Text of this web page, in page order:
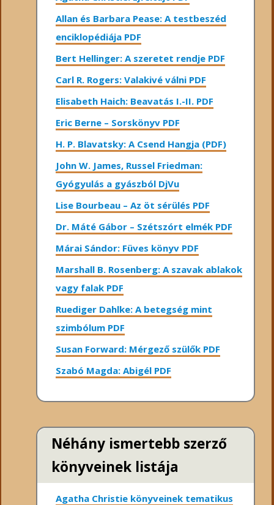
Allan és Barbara Pease: A testbeszéd
enciklopédiája PDF
Bert Hellinger: A ​szeretet rendje PDF
Carl R. Rogers: Valakivé válni PDF
Elisabeth Haich: Beavatás I.-II. PDF
Eric Berne – Sorskönyv PDF
H. P. Blavatsky: A Csend Hangja (PDF)
John W. James, Russel Friedman:
Gyógyulás a gyászból DjVu
Lise Bourbeau – Az öt sérülés PDF
Dr. Máté Gábor – Szétszórt elmék PDF
Márai Sándor: Füves könyv PDF
Marshall B. Rosenberg: A szavak ablakok
vagy falak PDF
Ruediger Dahlke: A betegség mint
szimbólum PDF
Susan Forward: Mérgező szülők PDF
Szabó Magda: Abigél PDF
Néhány ismertebb szerző
könyveinek listája
Agatha Christie könyveinek tematikus